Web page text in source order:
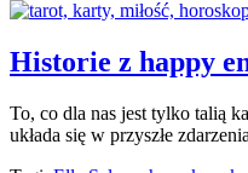
Historie z happy
To, co dla nas jest tylko talią
układa się w przyszłe